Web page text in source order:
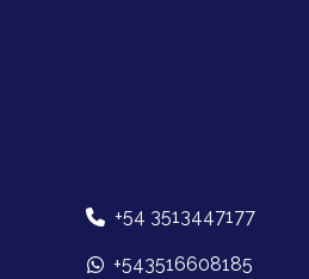
+54 3513447177
+543516608185